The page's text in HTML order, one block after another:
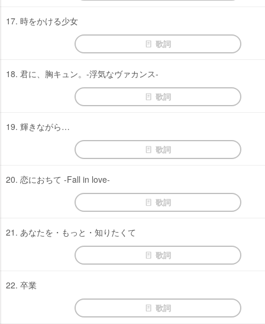
17. 時をかける少女
歌詞
18. 君に、胸キュン。-浮気なヴァカンス-
歌詞
19. 輝きながら…
歌詞
20. 恋におちて -Fall in love-
歌詞
21. あなたを・もっと・知りたくて
歌詞
22. 卒業
歌詞